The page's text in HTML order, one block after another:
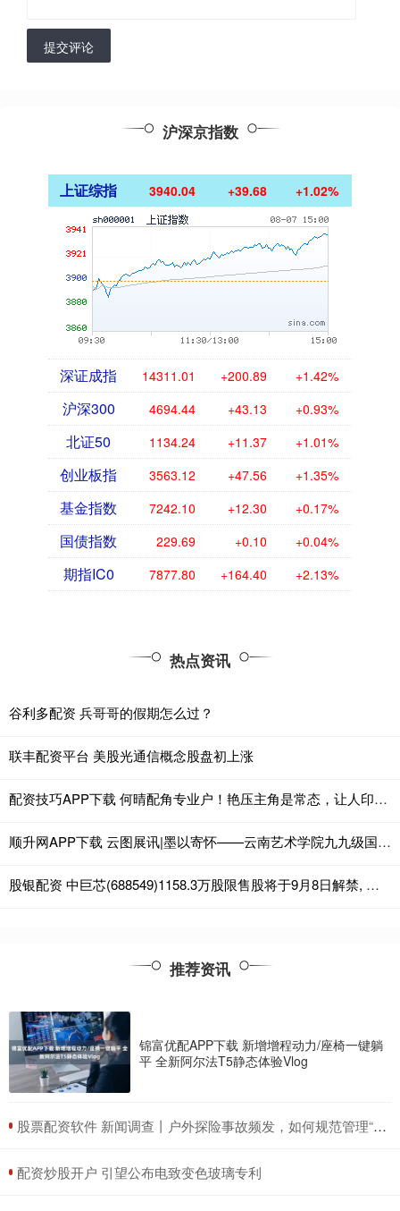
提交评论
沪深京指数
上证综指 3940.04 +39.68 +1.02%
深证成指 14311.01 +200.89 +1.42%
沪深300 4694.44 +43.13 +0.93%
北证50 1134.24 +11.37 +1.01%
创业板指 3563.12 +47.56 +1.35%
基金指数 7242.10 +12.30 +0.17%
国债指数 229.69 +0.10 +0.04%
期指IC0 7877.80 +164.40 +2.13%
热点资讯
谷利多配资 兵哥哥的假期怎么过？
联丰配资平台 美股光通信概念股盘初上涨
配资技巧APP下载 何晴配角专业户！艳压主角是常态，让人印象深刻
顺升网APP下载 云图展讯|墨以寄怀——云南艺术学院九九级国画班师生作品特别展
股银配资 中巨芯(688549)1158.3万股限售股将于9月8日解禁, 占总股本0.78%
推荐资讯
锦富优配APP下载 新增增程动力/座椅一键躺
平 全新阿尔法T5静态体验Vlog
​股票配资软件 新闻调查丨户外探险事故频发，如何规范管理“越界”行为？_彭州市_熊猫_救援
​配资炒股开户 引望公布电致变色玻璃专利